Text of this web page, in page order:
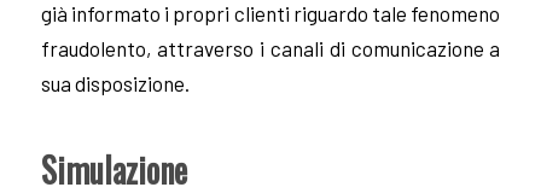
già informato i propri clienti riguardo tale fenomeno
fraudolento, attraverso i canali di comunicazione a
sua disposizione.
Simulazione